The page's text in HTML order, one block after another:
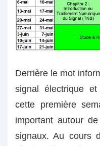
Derrière le mot
signal électrique
cette première
important autour
signaux. Au cours